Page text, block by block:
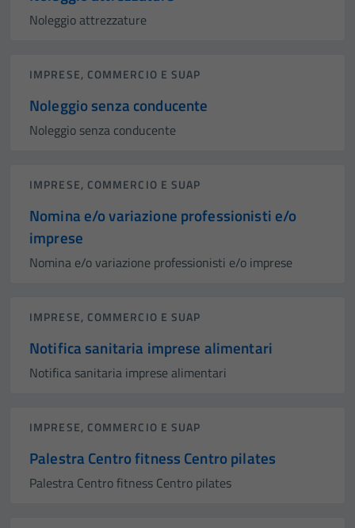
Noleggio attrezzature
IMPRESE, COMMERCIO E SUAP
Noleggio senza conducente
Noleggio senza conducente
IMPRESE, COMMERCIO E SUAP
Nomina e/o variazione professionisti e/o
imprese
Nomina e/o variazione professionisti e/o imprese
IMPRESE, COMMERCIO E SUAP
Notifica sanitaria imprese alimentari
Notifica sanitaria imprese alimentari
IMPRESE, COMMERCIO E SUAP
Palestra Centro fitness Centro pilates
Palestra Centro fitness Centro pilates